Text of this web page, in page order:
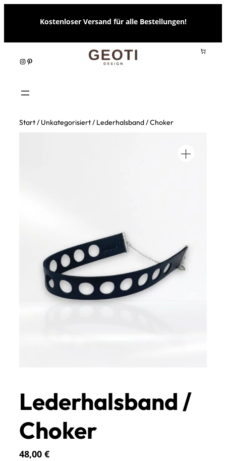
Kostenloser Versand für alle Bestellungen!
Instagram Pinterest
Start/ Unkategorisiert/ Lederhalsband / Choker
Lederhalsband /
Choker
48,00 €